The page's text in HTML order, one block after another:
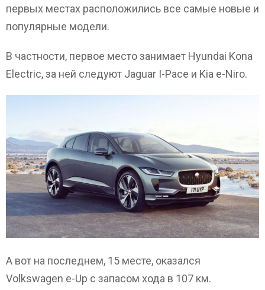
первых местах расположились все самые новые и
популярные модели.
В частности, первое место занимает Hyundai Kona
Electric, за ней следуют Jaguar I-Pace и Kia e-Niro.
А вот на последнем, 15 месте, оказался
Volkswagen e-Up с запасом хода в 107 км.